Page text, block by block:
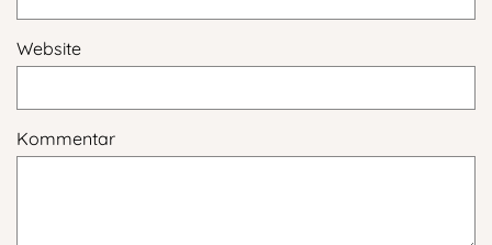
Website
Kommentar